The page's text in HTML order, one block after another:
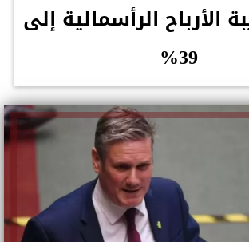
الأرباح الرأسمالية إلى
39%